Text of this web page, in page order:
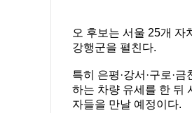
오 후보는 서울 25개 자
강행군을 펼친다.
특히 은평·강서·구로·
하는 차량 유세를 한 뒤
자들을 만날 예정이다.